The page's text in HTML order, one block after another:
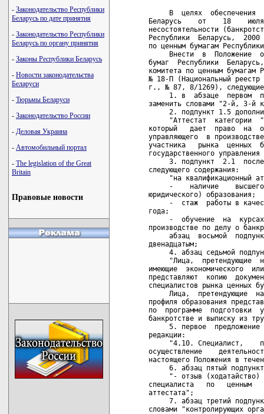
- Законодательство Республики
Беларусь по дате принятия
- Законодательство Республики
Беларусь по органу принятия
- Законы Республики Беларусь
- Новости законодательства
Беларуси
- Тюрьмы Беларуси
- Законодательство России
- Деловая Украина
- Автомобильный портал
- The legislation of the Great
Britain
Правовые новости
В  целях  обеспечения
Беларусь    от    18
несостоятельности
Республики  Беларусь,
по ценным бумагам
Внести  в  Положение
бумаг  Республики
комитета по ценным бумагам
№ 18-П (Национальный реестр
г., № 87, 8/1269), следующие
1. в  абзаце  первом
заменить словами "2-й, 3-й
2. подпункт 1.5
"Аттестат  категории
который   дает  право  на
управляющего  в
участника   рынка  ценных
государственного
3. подпункт  2.1
следующего содержания:
"на квалификационный
-    наличие
юридического) образования;
-  стаж  работы в
года;
-  обучение  на
производстве по делу о
абзац  восьмой
двенадцатым;
4. абзац седьмой
"Лица,  претендующие
имеющие  экономического
представляют  копию
специалистов рынка ценных
Лица,  претендующие
профиля образования
по  программе  подготовки
банкротстве и выписку из
5. первое  предложение
редакции:
"4.10. Специалист,
осуществление
настоящего Положения в
6. абзац пятый
"- отзыв (ходатайство)
специалиста   по   ценным
аттестата";
7. абзац третий
словами "контролирующих